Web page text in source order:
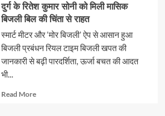
दुर्ग के रितेश कुमार सोनी को मिली मासिक
बिजली बिल की चिंता से राहत
स्मार्ट मीटर और ‘मोर बिजली’ ऐप से आसान हुआ
बिजली प्रबंधन रियल टाइम बिजली खपत की
जानकारी से बढ़ी पारदर्शिता, ऊर्जा बचत की आदत
भी...
Read MoreRead